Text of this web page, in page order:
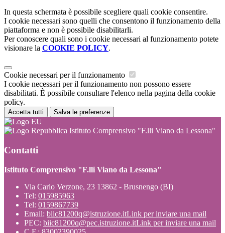
In questa schermata è possibile scegliere quali cookie consentire.
I cookie necessari sono quelli che consentono il funzionamento della
piattaforma e non è possibile disabilitarli.
Per conoscere quali sono i cookie necessari al funzionamento potete
visionare la COOKIE POLICY.
Cookie necessari per il funzionamento
I cookie necessari per il funzionamento non possono essere
disabilitati. È possibile consultare l'elenco nella pagina della cookie
policy.
Accetta tutti Salva le preferenze
Istituto Comprensivo "F.lli Viano da Lessona"
Contatti
Istituto Comprensivo "F.lli Viano da Lessona"
Via Carlo Verzone, 23 13862 - Brusnengo (BI)
Tel: 015985963
Tel: 0159867739
Email: biic81200q@istruzione.itLink per inviare una mail
PEC: biic81200q@pec.istruzione.itLink per inviare una mail